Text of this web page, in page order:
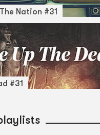
Nation #31
#31